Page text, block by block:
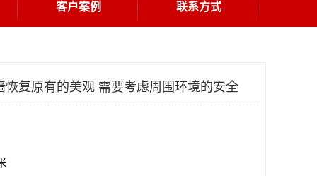
客户案例 联系方式
恢复原有的美观 需要考虑周围环境的安全